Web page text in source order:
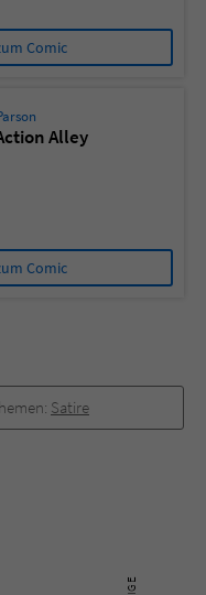
Comic
Alley
Comic
Satire